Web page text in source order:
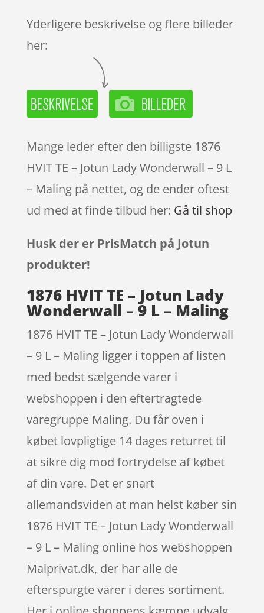
Yderligere beskrivelse og flere billeder
her:
Mange leder efter den billigste 1876
HVIT TE – Jotun Lady Wonderwall – 9 L
– Maling på nettet, og de ender oftest
ud med at finde tilbud her: Gå til shop
Husk der er PrisMatch på Jotun
produkter!
1876 HVIT TE – Jotun Lady
Wonderwall – 9 L – Maling
1876 HVIT TE – Jotun Lady Wonderwall
– 9 L – Maling ligger i toppen af listen
med bedst sælgende varer i
webshoppen i den eftertragtede
varegruppe Maling. Du får oven i
købet lovpligtige 14 dages returret til
at sikre dig mod fortrydelse af købet
af din vare. Det er snart
allemandsviden at man helst køber sin
1876 HVIT TE – Jotun Lady Wonderwall
– 9 L – Maling online hos webshoppen
Malprivat.dk, der har alle de
efterspurgte varer i deres sortiment.